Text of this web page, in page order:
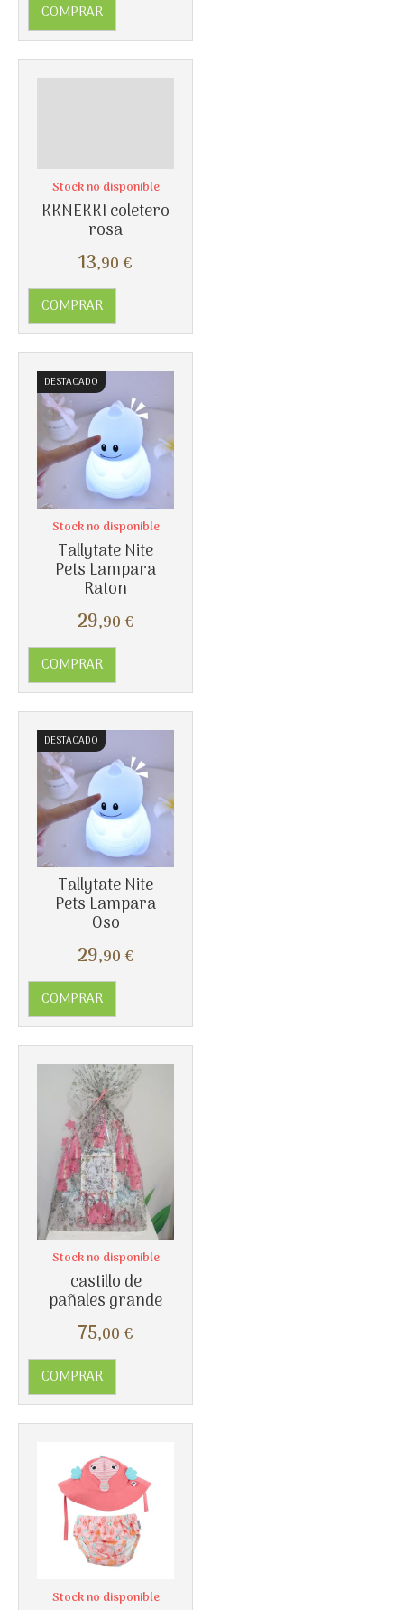
COMPRAR
KKNEKKI coletero
rosa
13,90 €
Stock no disponible
COMPRAR
DESTACADO
Tallytate Nite
Pets Lampara
Raton
29,90 €
Stock no disponible
COMPRAR
DESTACADO
Tallytate Nite
Pets Lampara
Oso
29,90 €
COMPRAR
castillo de
pañales grande
75,00 €
Stock no disponible
COMPRAR
Stock no disponible
Más info
Más info